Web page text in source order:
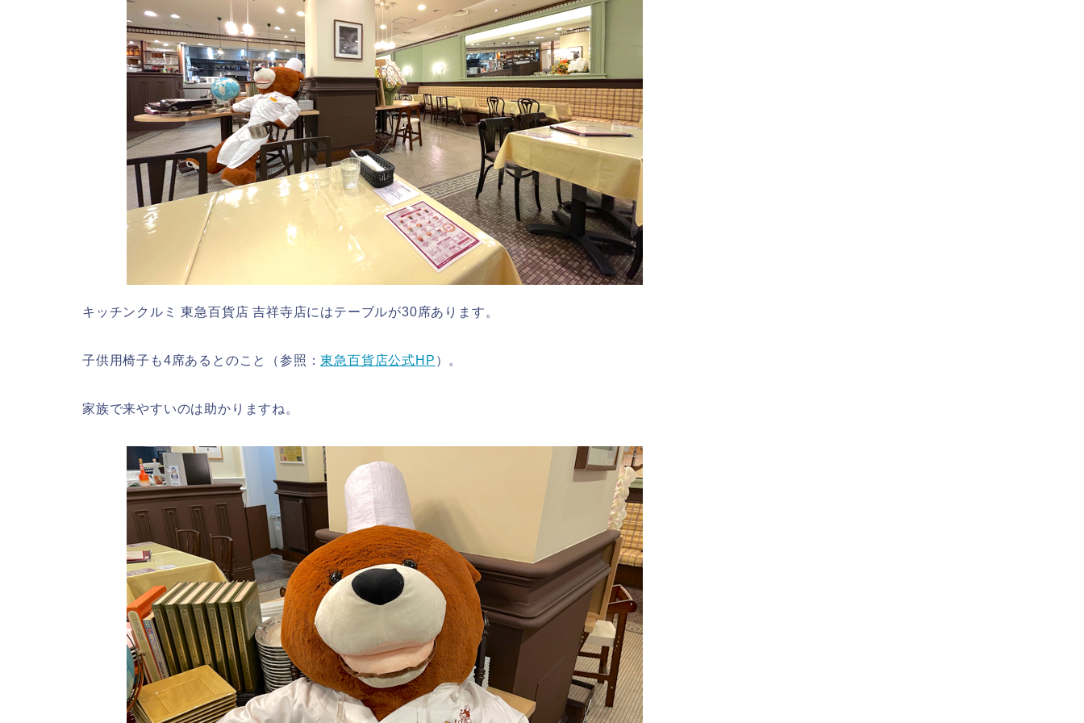
キッチンクルミ 東急百貨店 吉祥寺店にはテーブルが30席あります。
子供用椅子も4席あるとのこと（参照：東急百貨店公式HP ）。
家族で来やすいのは助かりますね。